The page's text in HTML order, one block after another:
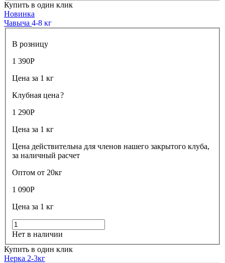
Купить в один клик
Новинка
Чавыча 4-8 кг
В розницу
1 390Р
Цена за 1 кг
Клубная цена?
1 290Р
Цена за 1 кг
Цена действительна для членов нашего закрытого клуба,
за наличный расчет
Оптом от 20кг
1 090Р
Цена за 1 кг
Нет в наличии
Купить в один клик
Нерка 2-3кг